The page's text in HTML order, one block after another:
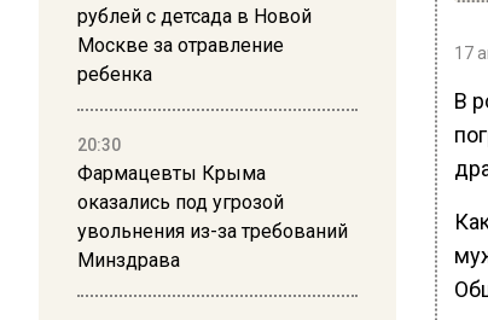
рублей с детсада в Новой
Москве за отравление
ребенка
20:30
Фармацевты Крыма
оказались под угрозой
увольнения из-за требований
Минздрава
17
В